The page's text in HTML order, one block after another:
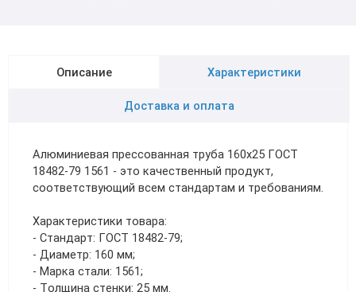
Описание Характеристики
Доставка и оплата
Алюминиевая прессованная труба 160х25 ГОСТ
18482-79 1561 - это качественный продукт,
соответствующий всем стандартам и требованиям.
Характеристики товара:
- Стандарт: ГОСТ 18482-79;
- Диаметр: 160 мм;
- Марка стали: 1561;
- Толщина стенки: 25 мм.